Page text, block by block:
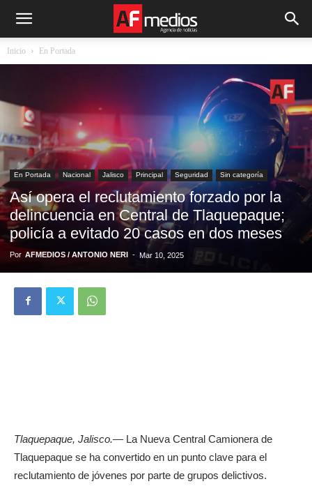
Inicio En Portada
En Portada Nacional Jalisco Principal Seguridad Sin categoría
Así opera el reclutamiento forzado por la
delincuencia en Central de Tlaquepaque;
policía a evitado 20 casos en dos meses
Por AFMEDIOS / ANTONIO NERI - Mar 10, 2025
Tlaquepaque, Jalisco.— La Nueva Central Camionera de
Tlaquepaque se ha convertido en un punto clave para el
reclutamiento de jóvenes por parte de grupos delictivos.